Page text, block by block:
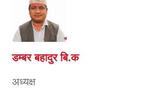
डम्बर बहादुर बि.क
अध्यक्ष